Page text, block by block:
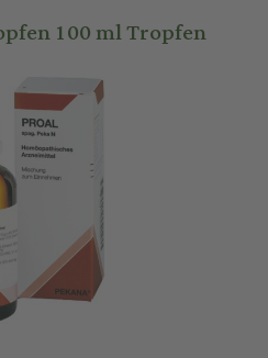
100 ml Tropfen